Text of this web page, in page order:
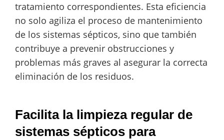
tratamiento correspondientes. Esta eficiencia
no solo agiliza el proceso de mantenimiento
de los sistemas sépticos, sino que también
contribuye a prevenir obstrucciones y
problemas más graves al asegurar la correcta
eliminación de los residuos.
Facilita la limpieza regular de
sistemas sépticos para